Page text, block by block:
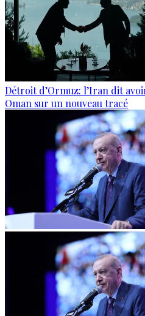
Détroit d’Ormuz: l’Iran dit
Oman sur un nouveau tracé